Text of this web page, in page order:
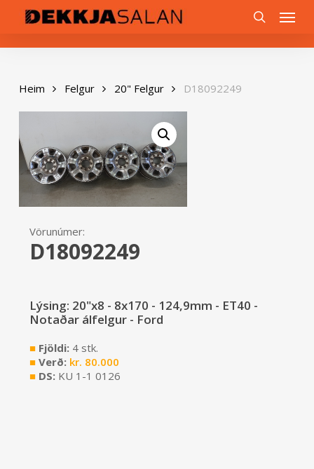
content
Menu
Heim Felgur 20" Felgur D18092249
Vörunúmer:
D18092249
Lýsing: 20"x8 - 8x170 - 124,9mm - ET40 -
Notaðar álfelgur - Ford
■Fjöldi: 4 stk.
■Verð: kr. 80.000
■DS: KU 1-1 0126